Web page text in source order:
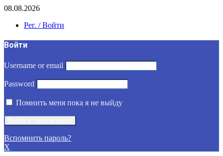
08.08.2026
Рег. / Войти
Войти
Username or email
Password
Помнить меня пока я не выйду
Вспомнить пароль?
X